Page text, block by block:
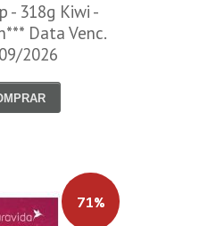
- 318g Kiwi -
Data Venc.
2026
71%